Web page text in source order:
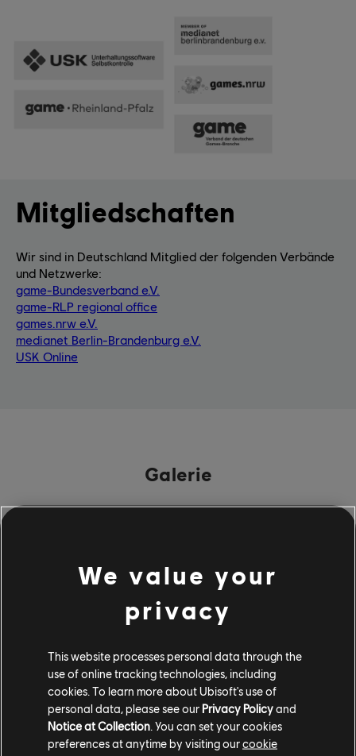
Mitgliedschaften
Wir sind in Deutschland Mitglied der folgenden Verbände
und Netzwerke:
game-Bundesverband e.V.
game-RLP regional office
games.nrw e.V.
medianet Berlin-Brandenburg e.V.
USK Online
Galerie
House of Games Berlin 2025
Foto: Daniel Hinz
We value your
privacy
This website processes personal data through the
use of online tracking technologies, including
cookies. To learn more about Ubisoft's use of
personal data, please see our Privacy Policyand
Notice at Collection . You can set your cookies
preferences at anytime by visiting ourcookie